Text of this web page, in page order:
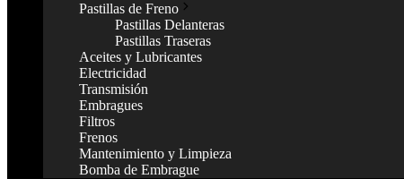
Pastillas de Freno
Pastillas Delanteras
Pastillas Traseras
Aceites y Lubricantes
Electricidad
Transmisión
Embragues
Filtros
Frenos
Mantenimiento y Limpieza
Bomba de Embrague